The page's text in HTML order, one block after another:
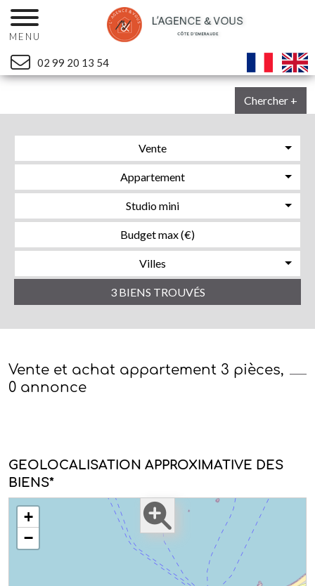
MENU
02 99 20 13 54
Chercher +
Vente
Appartement
Studio mini
Villes
3 BIENS TROUVÉS
Vente et achat appartement 3 pièces,
0 annonce
GEOLOCALISATION APPROXIMATIVE DES
BIENS*
+
−